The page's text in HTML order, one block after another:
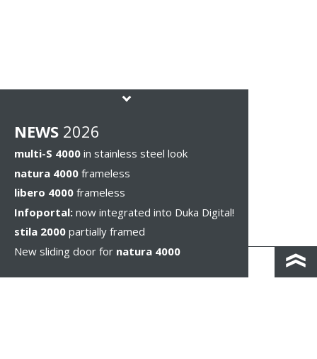
NEWS 2026
multi-S 4000 in stainless steel look
natura 4000 frameless
libero 4000 frameless
Infoportal: now integrated into Duka Digital!
stila 2000 partially framed
New sliding door for natura 4000